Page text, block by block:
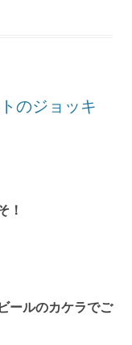
のジョッキ
！
ールのカケラでご